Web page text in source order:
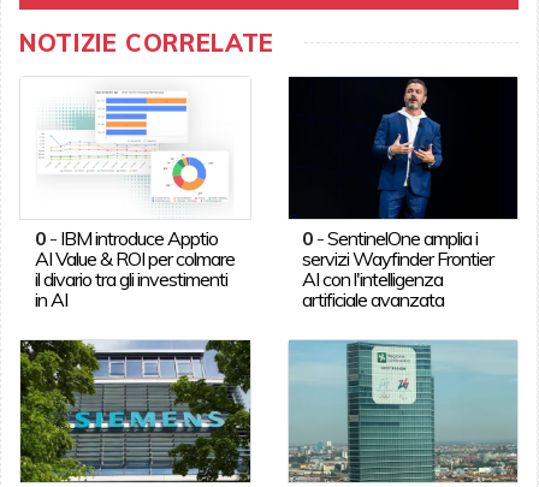
NOTIZIE CORRELATE
0- IBM introduce Apptio
AI Value & ROI per colmare
il divario tra gli investimenti
in AI
0 -SentinelOne amplia i
servizi Wayfinder Frontier
AI con l'intelligenza
artificiale avanzata